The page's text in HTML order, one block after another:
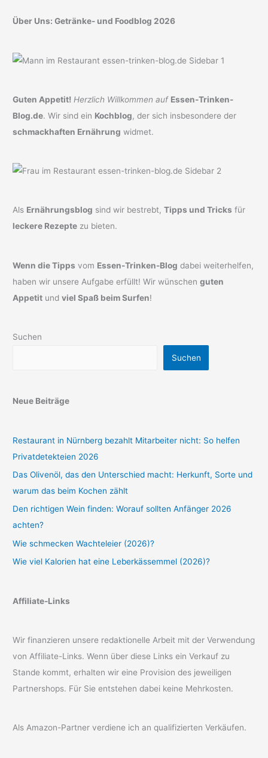
Über Uns: Getränke- und Foodblog 2026
Guten Appetit! Herzlich Willkommen auf Essen-Trinken-
Blog.de. Wir sind ein Kochblog, der sich insbesondere der
schmackhaften Ernährung widmet.
Als Ernährungsblog sind wir bestrebt,Tipps und Tricks für
leckere Rezepte zu bieten.
Wenn die Tipps vom Essen-Trinken-Blog dabei weiterhelfen,
haben wir unsere Aufgabe erfüllt! Wir wünschenguten
Appetit undviel Spaß beim Surfen!
Suchen
Suchen
Neue Beiträge
Restaurant in Nürnberg bezahlt Mitarbeiter nicht: So helfen
Privatdetekteien 2026
Das Olivenöl, das den Unterschied macht: Herkunft, Sorte und
warum das beim Kochen zählt
Den richtigen Wein finden: Worauf sollten Anfänger 2026
achten?
Wie schmecken Wachteleier (2026)?
Wie viel Kalorien hat eine Leberkässemmel (2026)?
Affiliate-Links
Wir finanzieren unsere redaktionelle Arbeit mit der Verwendung
von Affiliate-Links. Wenn über diese Links ein Verkauf zu
Stande kommt, erhalten wir eine Provision des jeweiligen
Partnershops. Für Sie entstehen dabei keine Mehrkosten.
Als Amazon-Partner verdiene ich an qualifizierten Verkäufen.